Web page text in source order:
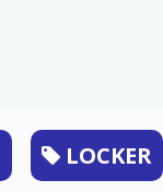
LOCKER